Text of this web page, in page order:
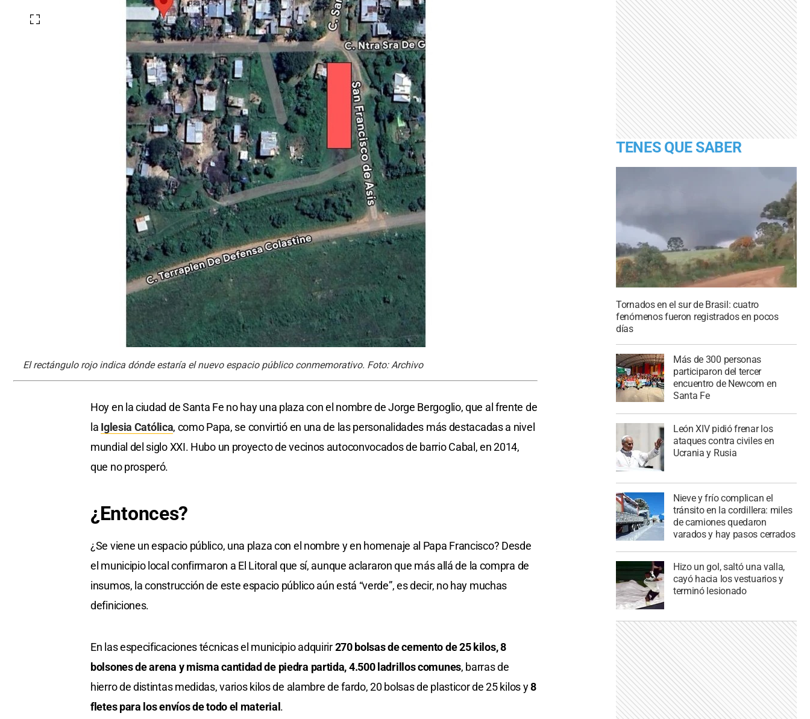
El rectángulo rojo indica dónde estaría el nuevo espacio público conmemorativo. Foto: Archivo
Hoy en la ciudad de Santa Fe no hay una plaza con el nombre de Jorge Bergoglio, que al frente de
la Iglesia Católica, como Papa, se convirtió en una de las personalidades más destacadas a nivel
mundial del siglo XXI. Hubo un proyecto de vecinos autoconvocados de barrio Cabal, en 2014,
que no prosperó.
¿Entonces?
¿Se viene un espacio público, una plaza con el nombre y en homenaje al Papa Francisco? Desde
el municipio local confirmaron a El Litoral que sí, aunque aclararon que más allá de la compra de
insumos, la construcción de este espacio público aún está “verde”, es decir, no hay muchas
definiciones.
En las especificaciones técnicas el municipio adquirir270 bolsas de cemento de 25 kilos, 8
bolsones de arena y misma cantidad de piedra partida, 4.500 ladrillos comunes, barras de
hierro de distintas medidas, varios kilos de alambre de fardo, 20 bolsas de plasticor de 25 kilos y8
fletes para los envíos de todo el material .
TENES QUE SABER
Tornados en el sur de Brasil: cuatro
fenómenos fueron registrados en pocos
días
Más de 300 personas
participaron del tercer
encuentro de Newcom en
Santa Fe
León XIV pidió frenar los
ataques contra civiles en
Ucrania y Rusia
Nieve y frío complican el
tránsito en la cordillera: miles
de camiones quedaron
varados y hay pasos cerrados
Hizo un gol, saltó una valla,
cayó hacia los vestuarios y
terminó lesionado